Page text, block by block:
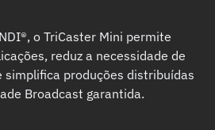
o TriCaster Mini permite
reduz a necessidade de
simplifica produções distribuídas
Broadcast garantida.